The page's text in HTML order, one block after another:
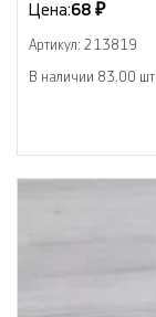
Цена:68 ₽
Артикул: 213819
В наличии 83.00 шт